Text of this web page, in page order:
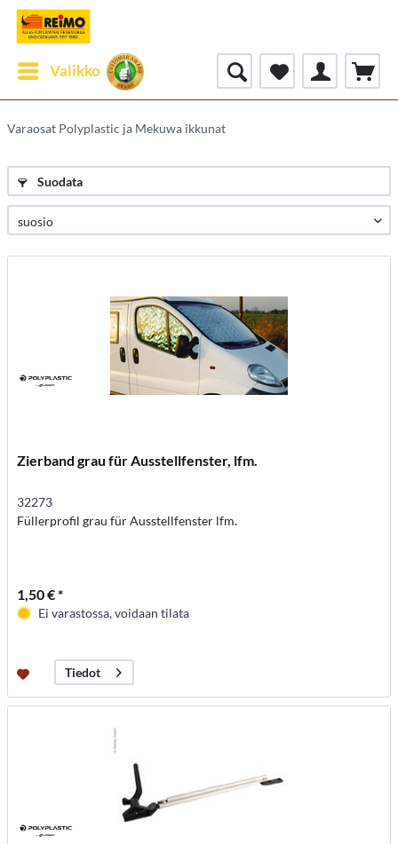
Valikko
Varaosat Polyplastic ja Mekuwa ikkunat
Suodata
Zierband grau für Ausstellfenster, lfm.
32273
Füllerprofil grau für Ausstellfenster lfm.
1,50 € *
Ei varastossa, voidaan tilata
Tiedot